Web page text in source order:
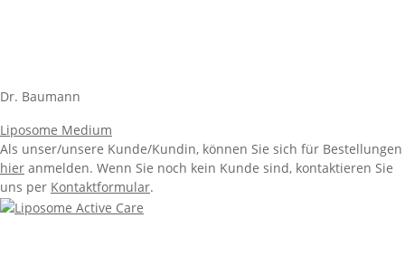
Dr. Baumann
Liposome Medium
Als unser/unsere Kunde/Kundin, können Sie sich für Bestellungen
hier anmelden. Wenn Sie noch kein Kunde sind, kontaktieren Sie
uns per Kontaktformular.